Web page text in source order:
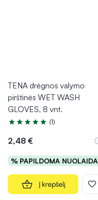
TENA drėgnos valymo
pirštinės WET WASH
GLOVES, 8 vnt.
Įvertinimas 5.0 iš 5
(1)
2,48 €
% PAPILDOMA NUOLAIDA
Į krepšelį